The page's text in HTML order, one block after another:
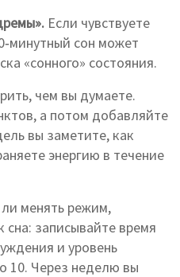
Если чувствуете
сон может
«сонного» состояния.
чем вы думаете.
а потом добавляйте
вы заметите, как
энергию в течение
ли менять режим,
сна: записывайте время
и уровень
10. Через неделю вы